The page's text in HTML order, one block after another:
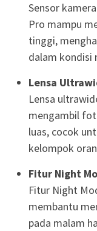
Sensor
Pro mampu
tinggi,
dalam kondisi
Lensa
Lensa
mengambil
luas, cocok
kelompok
Fitur Night
Fitur Night
membantu
pada malam